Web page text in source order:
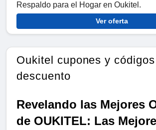
Respaldo para el Hogar en Oukitel.
Ver oferta
Oukitel cupones y
descuento
Revelando las Mejores
de OUKITEL: Las